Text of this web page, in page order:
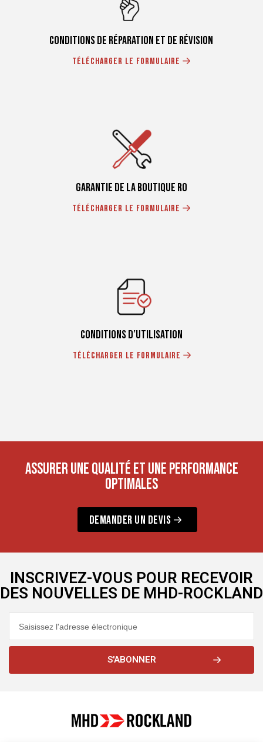
Conditions de réparation et de révision
Télécharger le formulaire
Garantie de la boutique RO
Télécharger le formulaire
CONDITIONS D’UTILISATION
Télécharger le formulaire
ASSURER UNE QUALITÉ ET UNE PERFORMANCE
OPTIMALES
DEMANDER UN DEVIS
INSCRIVEZ-VOUS POUR RECEVOIR
DES NOUVELLES DE MHD-ROCKLAND
S'ABONNER